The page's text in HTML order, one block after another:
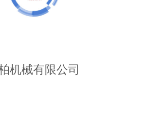
机械有限公司